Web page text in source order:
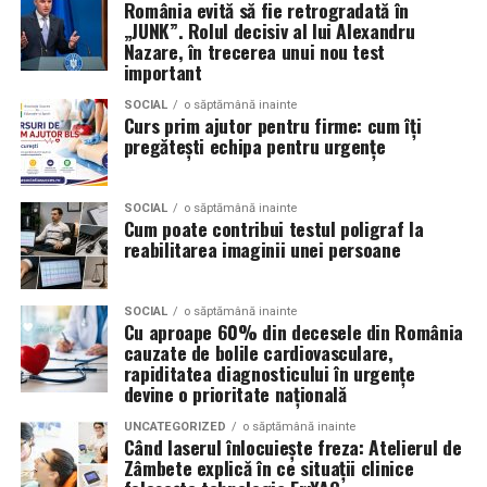
Audi;
Skoda;
Seat;
Porsche;
Opel;
Ford;
Renault și altele.
Compatibilitatea exactă trebuie verificată întotdeauna
în manualul vehiculului sau în documentația tehnică a
producătorului.
Este potrivit pentru motoarele diesel?
Da.
Aceasta nu doar că îmbunătățește percepția față de
eveniment, dar poate și atrage mai mulți participanți
care sunt interesați de susținerea unor cauze ecologice.
Promovând un eveniment “verde”, organizatorii pot
atrage atenția asupra angajamentului față de protejarea
mediului și față de responsabilitatea socială.
Participanții vor aprecia cu siguranță faptul că
organizatorii au ales să adopte soluții care protejează
natura. De asemenea, acest lucru poate contribui la
creșterea reputației evenimentului și la creșterea
numărului de participanți în edițiile viitoare.
Confortul participanților
Deși un eveniment verde presupune economii de costuri
și un impact pozitiv asupra mediului, nu trebuie să se
facă compromisuri în ceea ce privește confortul
România evită să fie retrogradată în
„JUNK”. Rolul decisiv al lui Alexandru
Nazare, în trecerea unui nou test
important
SOCIAL o săptămână inainte
Curs prim ajutor pentru firme: cum îți
pregătești echipa pentru urgențe
SOCIAL o săptămână inainte
Cum poate contribui testul poligraf la
reabilitarea imaginii unei persoane
SOCIAL o săptămână inainte
Cu aproape 60% din decesele din România
cauzate de bolile cardiovasculare,
rapiditatea diagnosticului în urgențe
devine o prioritate națională
UNCATEGORIZED o săptămână inainte
Când laserul înlocuiește freza: Atelierul de
Zâmbete explică în ce situații clinice